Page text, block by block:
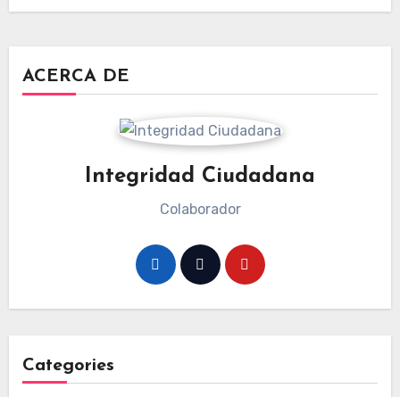
ACERCA DE
Integridad Ciudadana
Colaborador
Categories